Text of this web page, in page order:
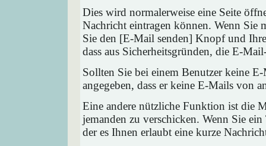
Dies wird normalerweise eine Seite
Nachricht eintragen können. Wenn
Sie den [E-Mail senden] Knopf und
dass aus Sicherheitsgründen, die E-
Sollten Sie bei einem Benutzer keine
angegeben, dass er keine E-Mails von
Eine andere nützliche Funktion ist die
jemanden zu verschicken. Wenn Sie
der es Ihnen erlaubt eine kurze